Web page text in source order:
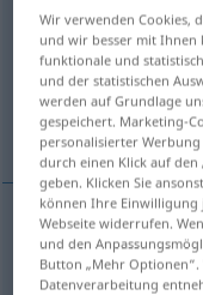
Übersicht aller
(Für mehr Details die
Bankwesen,
Bankwesenn
Wir verwenden Cookies,
und wir besser mit Ihnen
funktionale und
und der statistischen
werden auf Grundlage
gespeichert. Marketing-
personalisierter
durch einen Klick auf
geben. Klicken Sie
können Ihre Einwilligung
Webseite widerrufen.
und den
Button „Mehr
Datenverarbeitung